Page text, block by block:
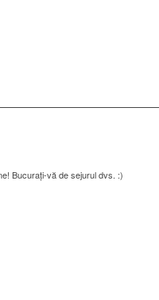
Bucurați-vă de sejurul dvs. :)